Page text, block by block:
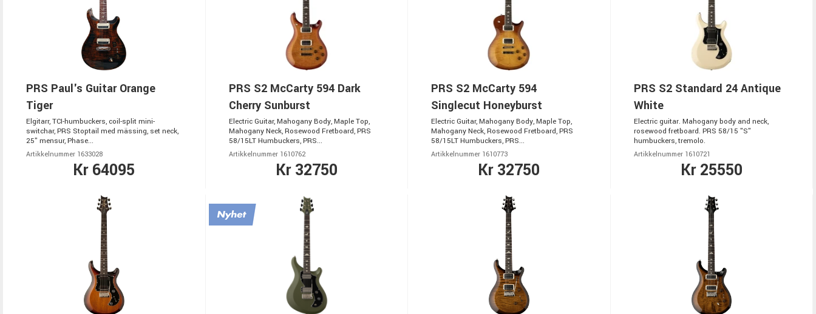
PRS Paul's Guitar Orange
Tiger
Elgitarr, TCI-humbuckers, coil-split mini-
switchar, PRS Stoptail med mässing, set neck,
25" mensur, Phase...
Artikkelnummer 1633028
Kr 64095
PRS S2 McCarty 594 Dark
Cherry Sunburst
Electric Guitar, Mahogany Body, Maple Top,
Mahogany Neck, Rosewood Fretboard, PRS
58/15LT Humbuckers, PRS...
Artikkelnummer 1610762
Kr 32750
PRS S2 McCarty 594
Singlecut Honeyburst
Electric Guitar, Mahogany Body, Maple Top,
Mahogany Neck, Rosewood Fretboard, PRS
58/15LT Humbuckers, PRS...
Artikkelnummer 1610773
Kr 32750
PRS S2 Standard 24 Antique
White
Electric guitar. Mahogany body and neck,
rosewood fretboard. PRS 58/15 "S"
humbuckers, tremolo.
Artikkelnummer 1610721
Kr 25550